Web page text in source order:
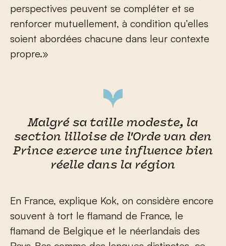
perspectives peuvent se compléter et se
renforcer mutuellement, à condition qu’elles
soient abordées chacune dans leur contexte
propre.»
Malgré sa taille modeste, la
section lilloise de l'Orde van den
Prince exerce une influence bien
réelle dans la région
En France, explique Kok, on considère encore
souvent à tort le flamand de France, le
flamand de Belgique et le néerlandais des